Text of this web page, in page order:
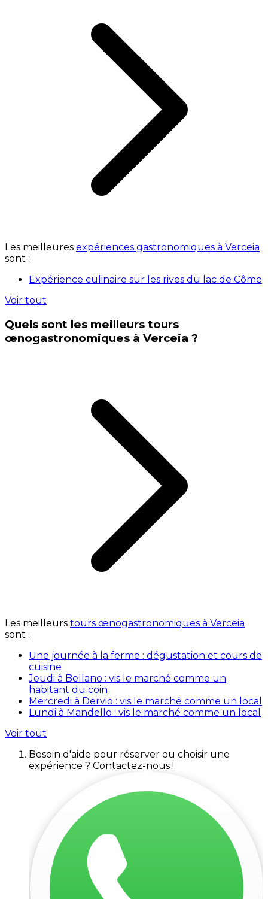
Les meilleures expériences gastronomiques à Verceia
sont :
Expérience culinaire sur les rives du lac de Côme
Voir tout
Quels sont les meilleurs tours
œnogastronomiques à Verceia ?
Les meilleurs tours œnogastronomiques à Verceia
sont :
Une journée à la ferme : dégustation et cours de
cuisine
Jeudi à Bellano : vis le marché comme un
habitant du coin
Mercredi à Dervio : vis le marché comme un local
Lundi à Mandello : vis le marché comme un local
Voir tout
Besoin d'aide pour réserver ou choisir une
expérience ? Contactez-nous !